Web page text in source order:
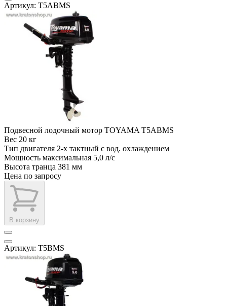
Артикул: T5ABMS
Подвесной лодочный мотор TOYAMA T5ABMS
Вес 20 кг
Тип двигателя 2-х тактный с вод. охлаждением
Мощность максимальная 5,0 л/с
Высота транца 381 мм
Цена по запросу
В корзину
Артикул: T5BMS